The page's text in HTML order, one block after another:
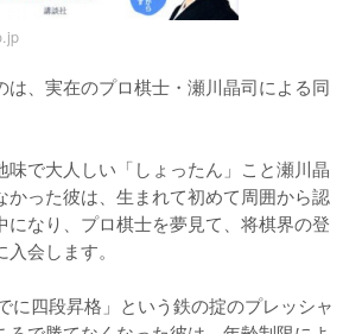
は、実在のプロ棋士・瀬川晶司による同
味で大人しい「しょったん」こと瀬川晶
かった彼は、生まれて初めて周囲から認
になり、プロ棋士を夢見て、将棋界の登
会します。
に四段昇格」という鉄の掟のプレッシャ